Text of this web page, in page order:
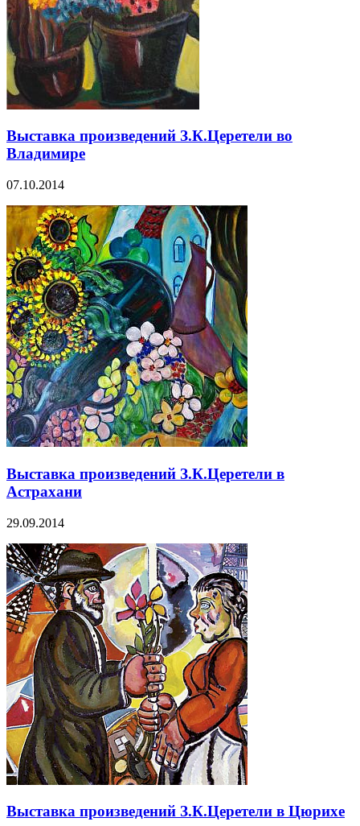
Выставка произведений З.К.Церетели во
Владимире
07.10.2014
Выставка произведений З.К.Церетели в
Астрахани
29.09.2014
Выставка произведений З.К.Церетели в Цюрихе